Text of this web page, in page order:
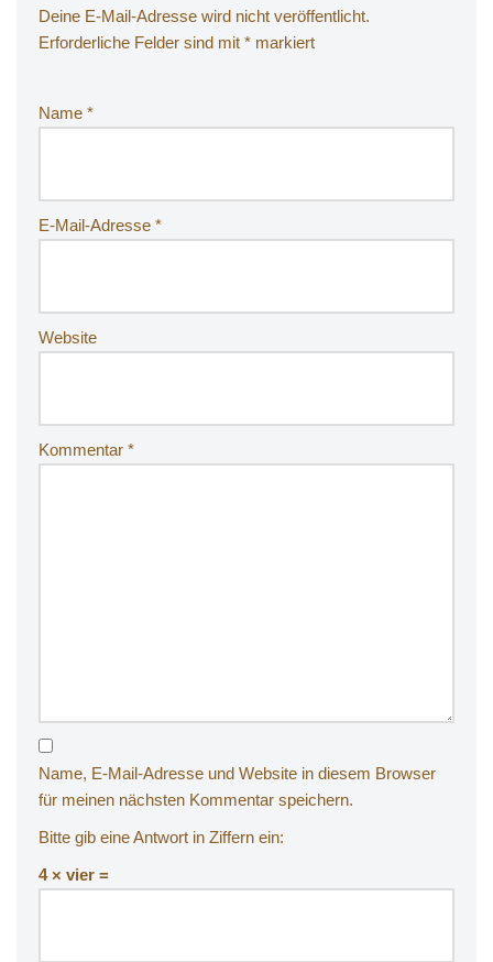
Deine E-Mail-Adresse wird nicht veröffentlicht.
Erforderliche Felder sind mit * markiert
Name *
E-Mail-Adresse *
Website
Kommentar *
Name, E-Mail-Adresse und Website in diesem Browser
für meinen nächsten Kommentar speichern.
Bitte gib eine Antwort in Ziffern ein:
4 × vier =